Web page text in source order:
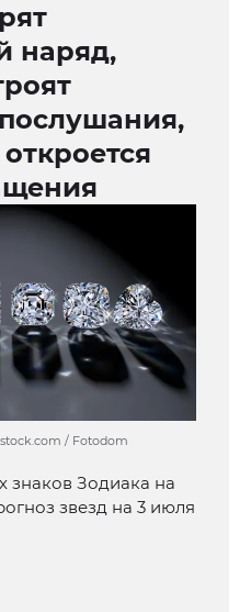
наряд,
/ Fotodom
знаков Зодиака на
звезд на 3 июля